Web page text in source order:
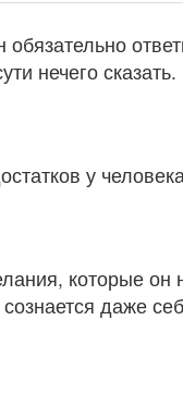
обязательно
нечего сказать.
у
которые он
даже